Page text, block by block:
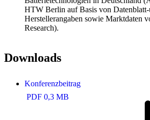
HTW Berlin auf Basis von Datenblatt-
Herstellerangaben sowie Marktdaten
Research).
Downloads
Konferenzbeitrag
PDF 0,3 MB